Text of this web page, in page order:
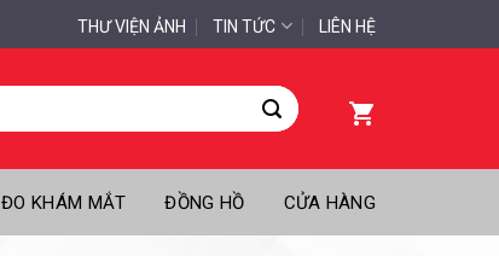
THƯ VIỆN ẢNH TIN TỨC LIÊN HỆ
ĐO KHÁM MẮT ĐỒNG HỒ CỬA HÀNG